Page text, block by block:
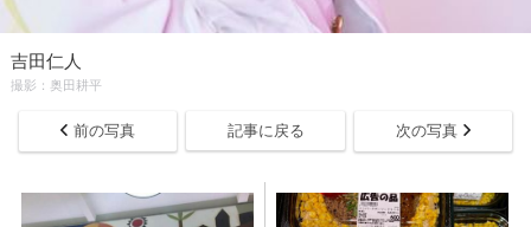
吉田仁人
撮影：奥田耕平
前の写真 記事に戻る 次の写真